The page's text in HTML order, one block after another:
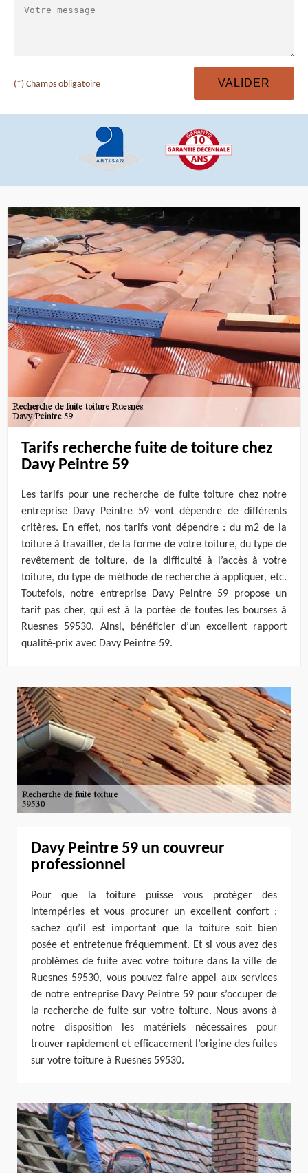
(*) Champs obligatoire
Tarifs recherche fuite de toiture chez
Davy Peintre 59
Les tarifs pour une recherche de fuite toiture chez notre
entreprise Davy Peintre 59 vont dépendre de différents
critères. En effet, nos tarifs vont dépendre : du m2 de la
toiture à travailler, de la forme de votre toiture, du type de
revêtement de toiture, de la difficulté à l’accès à votre
toiture, du type de méthode de recherche à appliquer, etc.
Toutefois, notre entreprise Davy Peintre 59 propose un
tarif pas cher, qui est à la portée de toutes les bourses à
Ruesnes 59530. Ainsi, bénéficier d’un excellent rapport
qualité-prix avec Davy Peintre 59.
Davy Peintre 59 un couvreur
professionnel
Pour que la toiture puisse vous protéger des
intempéries et vous procurer un excellent confort ;
sachez qu’il est important que la toiture soit bien
posée et entretenue fréquemment. Et si vous avez des
problèmes de fuite avec votre toiture dans la ville de
Ruesnes 59530, vous pouvez faire appel aux services
de notre entreprise Davy Peintre 59 pour s’occuper de
la recherche de fuite sur votre toiture. Nous avons à
notre disposition les matériels nécessaires pour
trouver rapidement et efficacement l’origine des fuites
sur votre toiture à Ruesnes 59530.